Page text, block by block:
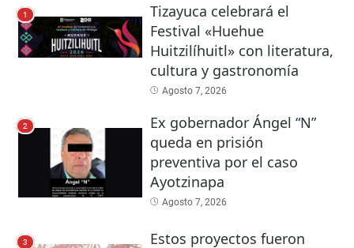
1
Tizayuca celebrará el
Festival «Huehue
Huitzilíhuitl» con literatura,
cultura y gastronomía
Agosto 7, 2026
2
Ex gobernador Ángel “N”
queda en prisión
preventiva por el caso
Ayotzinapa
Agosto 7, 2026
3 Estos proyectos fueron